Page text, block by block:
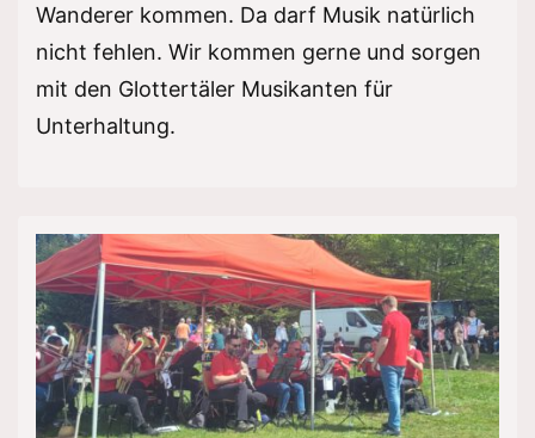
Wanderer kommen. Da darf Musik natürlich
nicht fehlen. Wir kommen gerne und sorgen
mit den Glottertäler Musikanten für
Unterhaltung.